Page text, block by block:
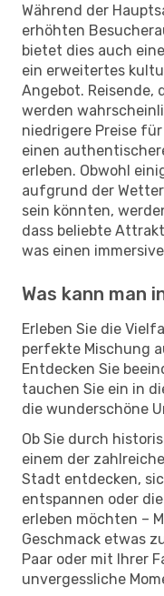
Während der
erhöhten
bietet dies auch
ein erweitertes
Angebot. Reisende,
werden
niedrigere Preise
einen
erleben. Obwohl
aufgrund der
sein könnten,
dass beliebte
was einen
Was kann man
Erleben Sie die
perfekte Mischung
Entdecken Sie
tauchen Sie ein in
die wunderschöne
Ob Sie durch
einem der
Stadt entdecken,
entspannen oder
erleben möchten –
Geschmack etwas
Paar oder mit Ihrer
unvergessliche